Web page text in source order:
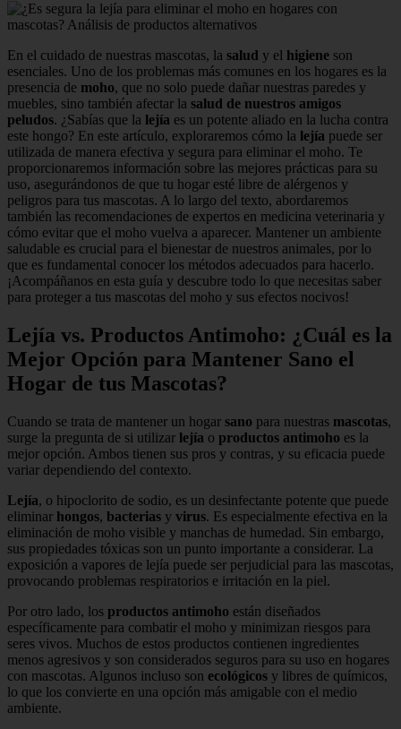
En el cuidado de nuestras mascotas, la salud y el higiene son
esenciales. Uno de los problemas más comunes en los hogares es la
presencia de moho, que no solo puede dañar nuestras paredes y
muebles, sino también afectar la salud de nuestros amigos
peludos. ¿Sabías que la lejía es un potente aliado en la lucha contra
este hongo? En este artículo, exploraremos cómo la lejía puede ser
utilizada de manera efectiva y segura para eliminar el moho. Te
proporcionaremos información sobre las mejores prácticas para su
uso, asegurándonos de que tu hogar esté libre de alérgenos y
peligros para tus mascotas. A lo largo del texto, abordaremos
también las recomendaciones de expertos en medicina veterinaria y
cómo evitar que el moho vuelva a aparecer. Mantener un ambiente
saludable es crucial para el bienestar de nuestros animales, por lo
que es fundamental conocer los métodos adecuados para hacerlo.
¡Acompáñanos en esta guía y descubre todo lo que necesitas saber
para proteger a tus mascotas del moho y sus efectos nocivos!
Lejía vs. Productos Antimoho: ¿Cuál es la
Mejor Opción para Mantener Sano el
Hogar de tus Mascotas?
Cuando se trata de mantener un hogar sano para nuestras mascotas,
surge la pregunta de si utilizar lejía o productos antimoho es la
mejor opción. Ambos tienen sus pros y contras, y su eficacia puede
variar dependiendo del contexto.
Lejía, o hipoclorito de sodio, es un desinfectante potente que puede
eliminar hongos, bacterias y virus. Es especialmente efectiva en la
eliminación de moho visible y manchas de humedad. Sin embargo,
sus propiedades tóxicas son un punto importante a considerar. La
exposición a vapores de lejía puede ser perjudicial para las mascotas,
provocando problemas respiratorios e irritación en la piel.
Por otro lado, los productos antimoho están diseñados
específicamente para combatir el moho y minimizan riesgos para
seres vivos. Muchos de estos productos contienen ingredientes
menos agresivos y son considerados seguros para su uso en hogares
con mascotas. Algunos incluso son ecológicos y libres de químicos,
lo que los convierte en una opción más amigable con el medio
ambiente.